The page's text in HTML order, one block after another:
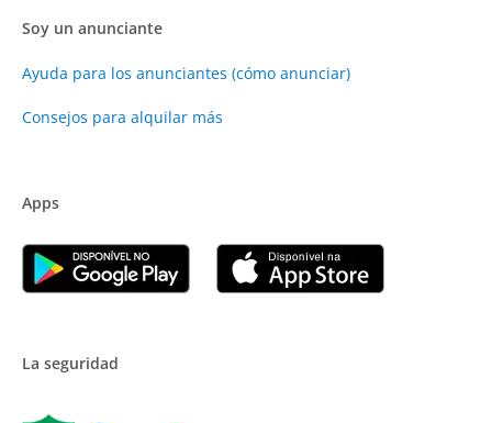
Soy un anunciante
Ayuda para los anunciantes (cómo anunciar)
Consejos para alquilar más
Apps
La seguridad